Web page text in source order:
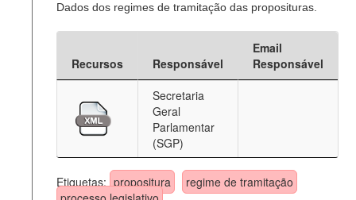
Dados dos regimes de tramitação das proposituras.
Recursos Responsável
Email
Responsável
Secretaria
Geral
Parlamentar
(SGP)
Etiquetas: propositura
regime de tramitação